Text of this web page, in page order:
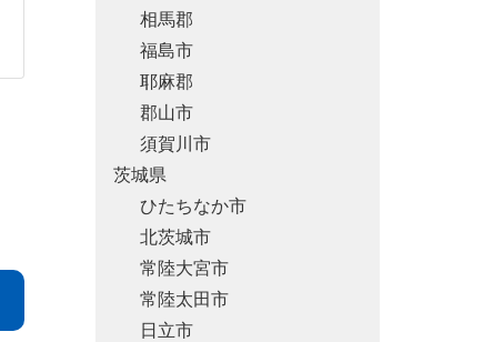
相馬郡
福島市
耶麻郡
郡山市
須賀川市
茨城県
ひたちなか市
北茨城市
常陸大宮市
常陸太田市
日立市